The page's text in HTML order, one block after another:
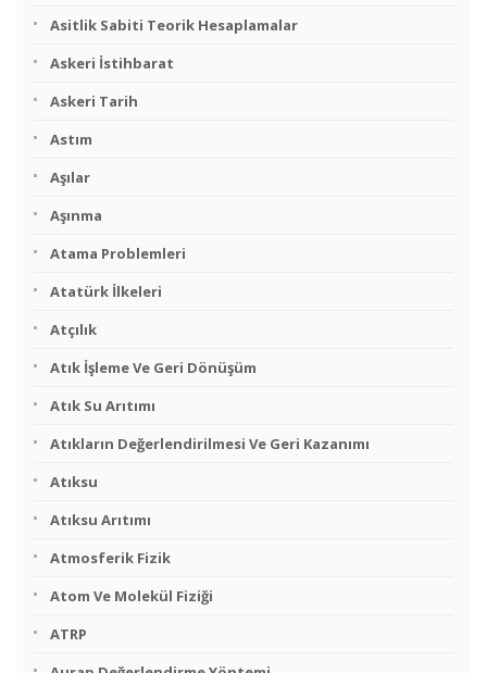
Asitlik Sabiti Teorik Hesaplamalar
Askeri İstihbarat
Askeri Tarih
Astım
Aşılar
Aşınma
Atama Problemleri
Atatürk İlkeleri
Atçılık
Atık İşleme Ve Geri Dönüşüm
Atık Su Arıtımı
Atıkların Değerlendirilmesi Ve Geri Kazanımı
Atıksu
Atıksu Arıtımı
Atmosferik Fizik
Atom Ve Molekül Fiziği
ATRP